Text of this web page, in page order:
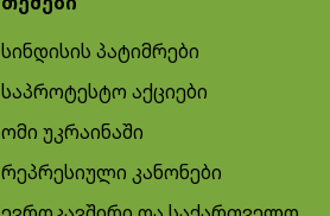
სინდისის პატიმრები
საპროტესტო აქციები
ომი უკრაინაში
რეპრესიული კანონები